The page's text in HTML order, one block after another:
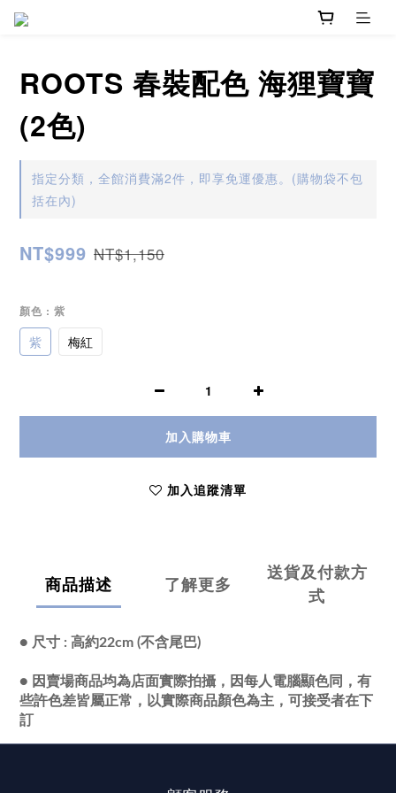
ROOTS 春裝配色 海狸寶寶
(2色)
指定分類，全館消費滿2件，即享免運優惠。(購物袋不包
括在內)
NT$999 NT$1,150
顏色 : 紫
紫 梅紅
加入購物車
加入追蹤清單
商品描述 了解更多
送貨及付款方
式
● 尺寸 : 高約22cm (不含尾巴)
● 因賣場商品均為店面實際拍攝，因每人電腦顯色同，有
些許色差皆屬正常，以實際商品顏色為主，可接受者在下
訂